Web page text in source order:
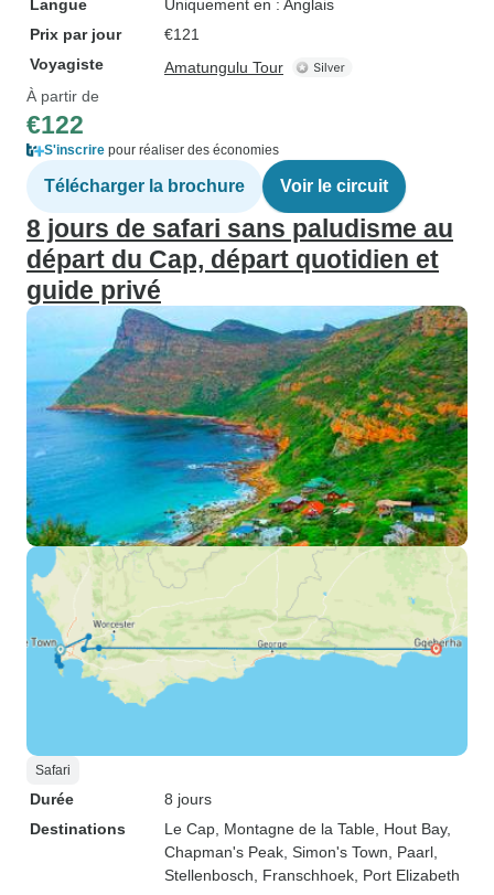
Langue
Uniquement en : Anglais
Prix par jour
€121
Voyagiste
Amatungulu Tour
À partir de
€122
S'inscrire pour réaliser des économies
Télécharger la brochure Voir le circuit
8 jours de safari sans paludisme au
départ du Cap, départ quotidien et
guide privé
Safari
Durée
8 jours
Destinations
Le Cap , Montagne de la Table , Hout Bay,
Chapman's Peak , Simon's Town , Paarl
Stellenbosch , Franschhoek , Port Elizabeth